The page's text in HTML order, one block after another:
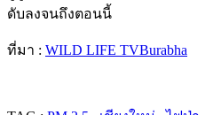
ดับลงจนถึงตอนนี้
ที่มา : WILD LIFE TVBurabha